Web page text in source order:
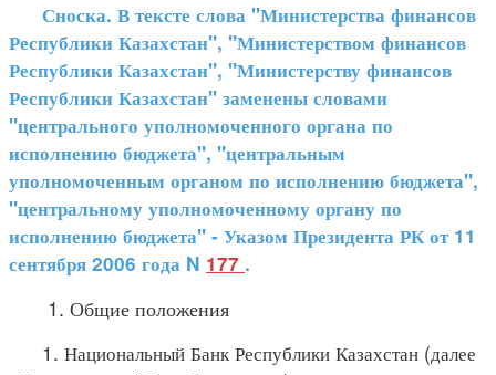
Сноска. В тексте слова "Министерства финансов
Республики Казахстан", "Министерством финансов
Республики Казахстан", "Министерству финансов
Республики Казахстан" заменены словами
"центрального уполномоченного органа по
исполнению бюджета", "центральным
уполномоченным органом по исполнению бюджета",
"центральному уполномоченному органу по
исполнению бюджета" - Указом Президента РК от 11
сентября 2006 года N 177 .
1. Общие положения
1. Национальный Банк Республики Казахстан (далее